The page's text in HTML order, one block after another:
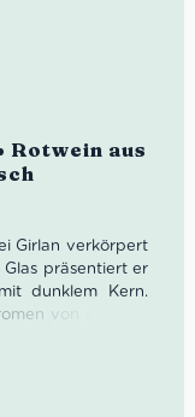
Rotwein aus
Girlan verkörpert
präsentiert er
dunklem Kern.
von saftigen
Vernatsch mit
und einer
die für einen